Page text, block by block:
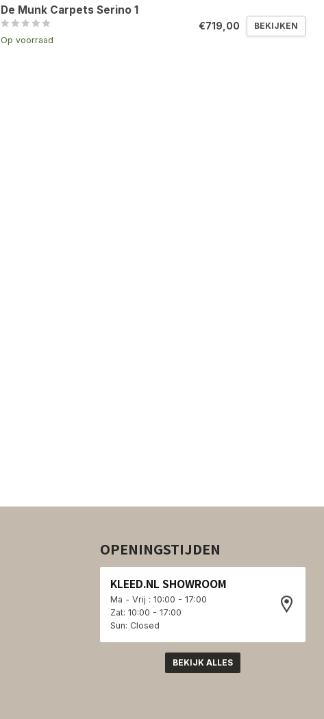
De Munk Carpets Serino 1
Op voorraad
€719,00 BEKIJKEN
OPENINGSTIJDEN
KLEED.NL SHOWROOM
Ma - Vrij : 10:00 - 17:00
Zat: 10:00 - 17:00
Sun: Closed
BEKIJK ALLES